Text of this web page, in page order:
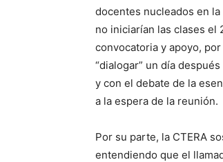
docentes nucleados en la
no iniciarían las clases el
convocatoria y apoyo,
“dialogar” un día
y con el debate de la
a la espera de la reunión.
Por su parte, la CTERA
entendiendo que el